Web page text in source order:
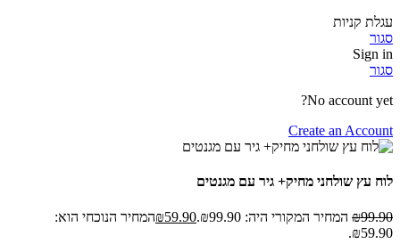
עגלת קניות
סגור
Sign in
סגור
No account yet?
Create an Account
לוח עץ שולחני מחיק+ גיר עם מגנטים
₪99.90 המחיר המקורי היה: ₪99.90. ₪59.90
המחיר הנוכחי הוא:
₪59.90.